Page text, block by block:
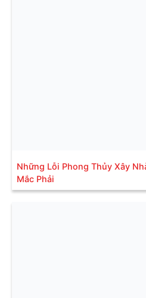
Những Lỗi Phong Thủy Xây
Mắc Phải